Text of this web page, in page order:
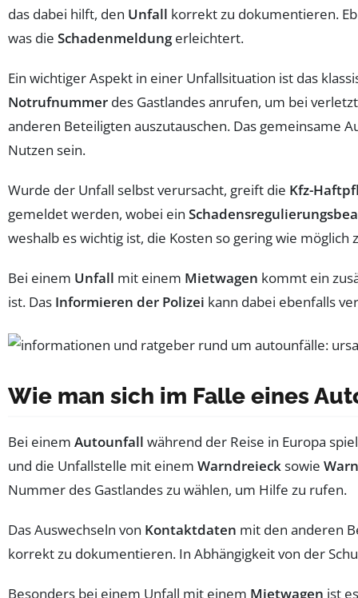
das dabei hilft, den Unfall korrekt zu dokumentieren.
was die Schadenmeldungerleichtert.
Ein wichtiger Aspekt in einer Unfallsituation ist das
Notrufnummer des Gastlandes anrufen, um bei
anderen Beteiligten auszutauschen. Das gemeinsame
Nutzen sein.
Wurde der Unfall selbst verursacht, greift die Kfz-
gemeldet werden, wobei ein
weshalb es wichtig ist, die Kosten so gering wie möglich
Bei einem Unfall mit einem Mietwagen kommt ein
ist. Das Informieren der Polizei kann dabei ebenfalls
Wie man sich im Falle eines
Bei einem Autounfall während der Reise in Europa
und die Unfallstelle mit einem Warndreiecksowie
Nummer des Gastlandes zu wählen, um Hilfe zu rufen.
Das Auswechseln von Kontaktdaten mit den anderen
korrekt zu dokumentieren. In Abhängigkeit von der
Besonders bei einem Unfall mit einem Mietwagen ist